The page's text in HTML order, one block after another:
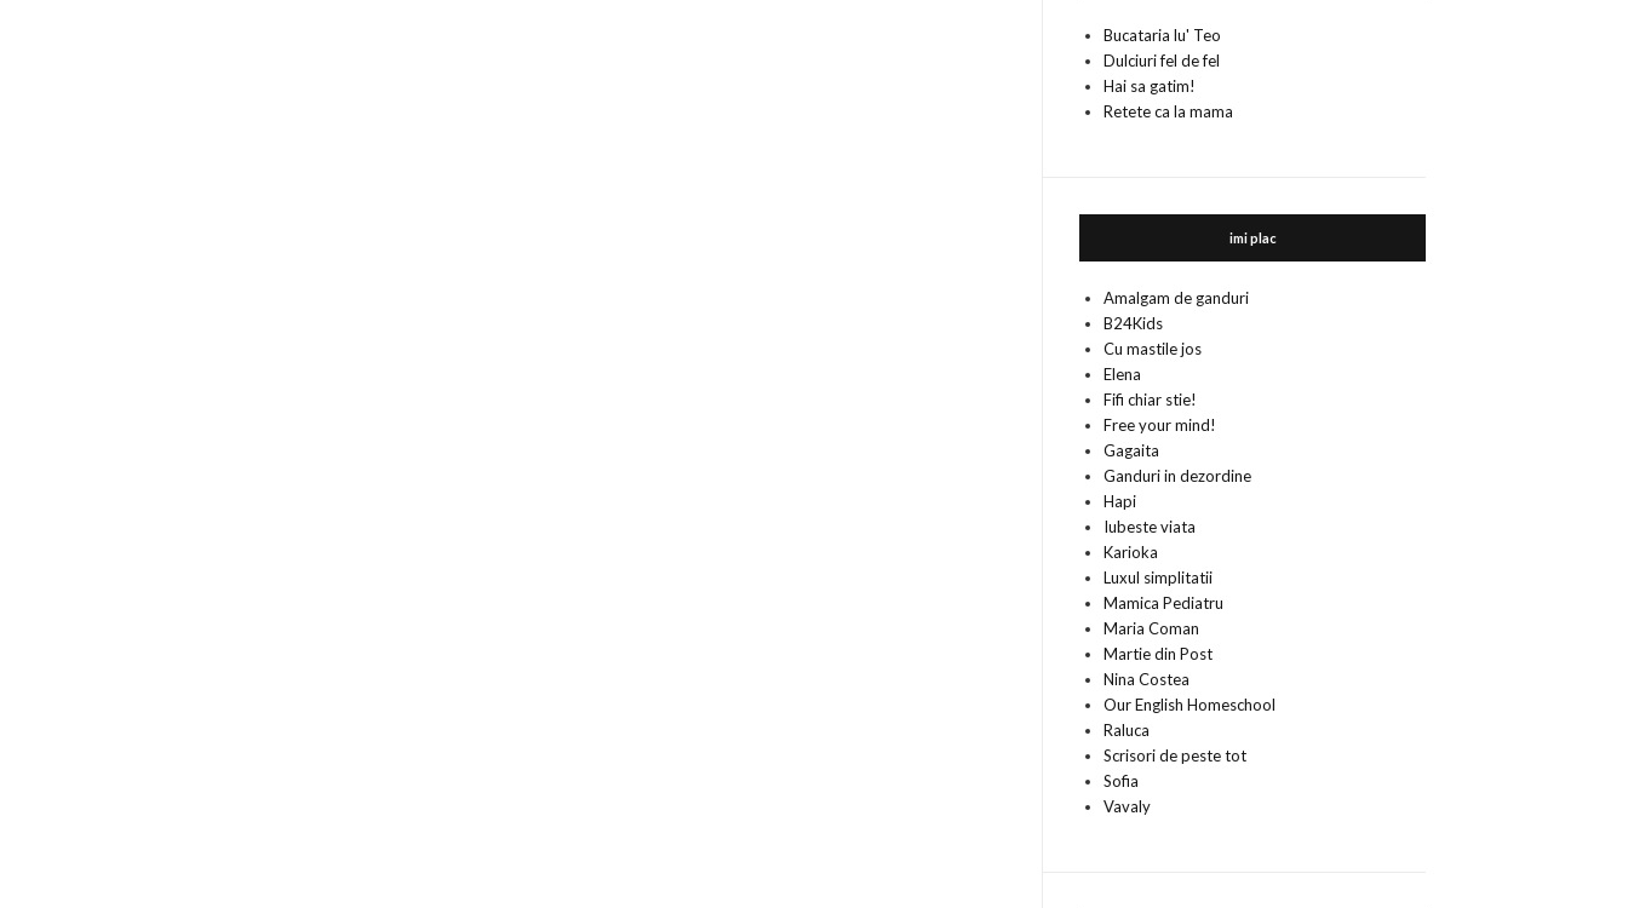
Bucataria lu' Teo
Dulciuri fel de fel
Hai sa gatim!
Retete ca la mama
imi plac
Amalgam de ganduri
B24Kids
Cu mastile jos
Elena
Fifi chiar stie!
Free your mind!
Gagaita
Ganduri in dezordine
Hapi
Iubeste viata
Karioka
Luxul simplitatii
Mamica Pediatru
Maria Coman
Martie din Post
Nina Costea
Our English Homeschool
Raluca
Scrisori de peste tot
Sofia
Vavaly